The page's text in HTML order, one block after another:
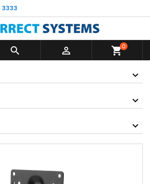
3333
  shopping_cart0